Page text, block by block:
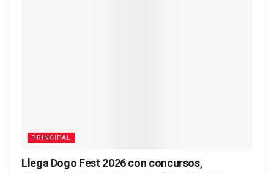
PRINCIPAL
Llega Dogo Fest 2026 con concursos,